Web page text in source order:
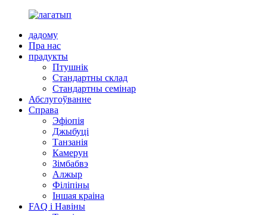
дадому
Пра нас
прадукты
Птушнік
Стандартны склад
Стандартны семінар
Абслугоўванне
Справа
Эфіопія
Джыбуці
Танзанія
Камерун
Зімбабвэ
Алжыр
Філіпіны
Іншая краіна
FAQ і Навіны